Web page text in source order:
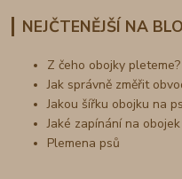
NEJČTENĚJŠÍ NA
Z čeho obojky pleteme?
Jak správně změřit
Jakou šířku obojku na
Jaké zapínání na
Plemena psů